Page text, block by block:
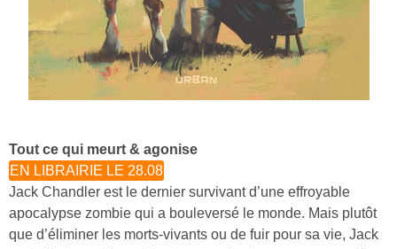
Tout ce qui meurt & agonise
EN LIBRAIRIE LE 28.08
Jack Chandler est le dernier survivant d’une effroyable
apocalypse zombie qui a bouleversé le monde. Mais plutôt
que d’éliminer les morts-vivants ou de fuir pour sa vie, Jack